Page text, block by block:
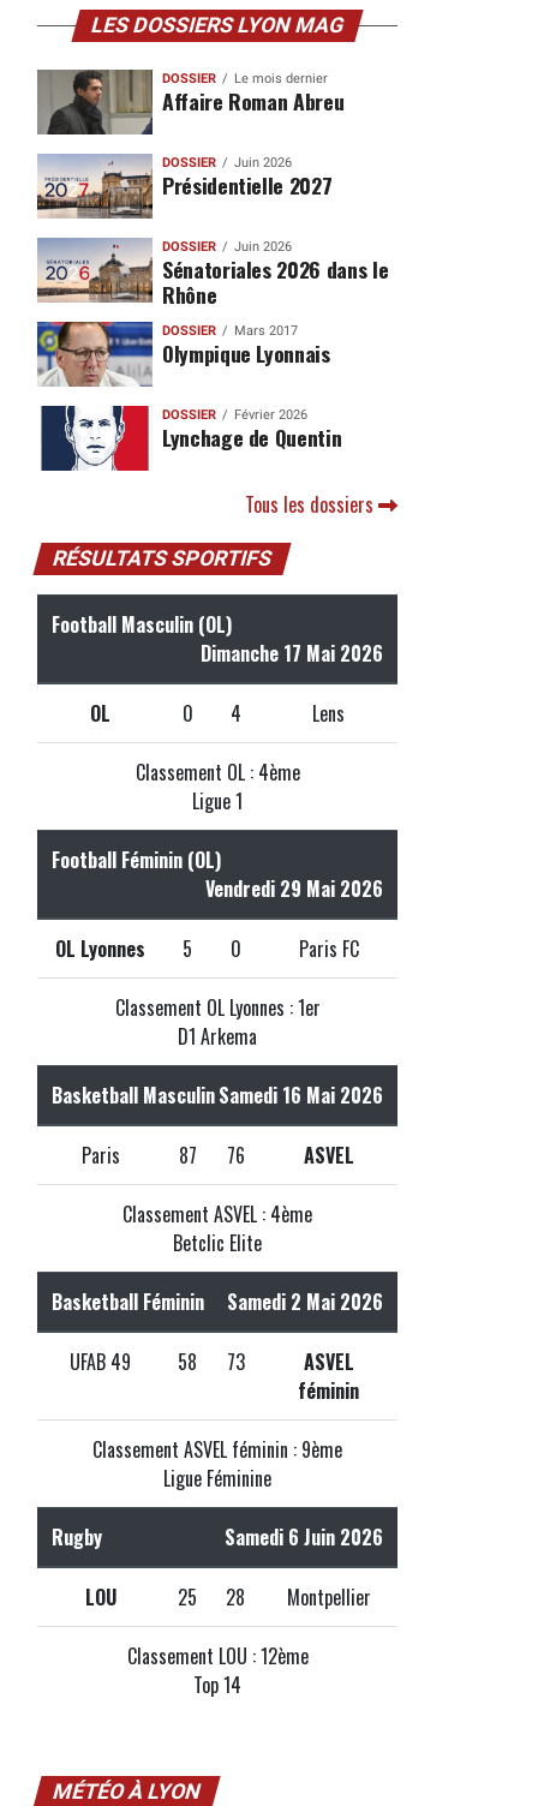
LES DOSSIERS LYON MAG
DOSSIER Le mois dernier
Affaire Roman Abreu
DOSSIER Juin 2026
Présidentielle 2027
DOSSIER Juin 2026
Sénatoriales 2026 dans le
Rhône
DOSSIER Mars 2017
Olympique Lyonnais
DOSSIER Février 2026
Lynchage de Quentin
Tous les dossiers
RÉSULTATS SPORTIFS
Football Masculin (OL)
Dimanche 17 Mai 2026
OL 0 4 Lens
Classement OL : 4ème
Ligue 1
Football Féminin (OL)
Vendredi 29 Mai 2026
OL Lyonnes 5 0 Paris FC
Classement OL Lyonnes : 1er
D1 Arkema
Basketball MasculinSamedi 16 Mai 2026
Paris 87 76 ASVEL
Classement ASVEL : 4ème
Betclic Elite
Basketball Féminin Samedi 2 Mai 2026
UFAB 49 58 73
ASVEL
féminin
Classement ASVEL féminin : 9ème
Ligue Féminine
Rugby Samedi 6 Juin 2026
LOU 25 28 Montpellier
Classement LOU : 12ème
Top 14
MÉTÉO À LYON